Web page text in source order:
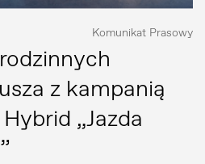
Komunikat Prasowy
z kampanią
„Jazda